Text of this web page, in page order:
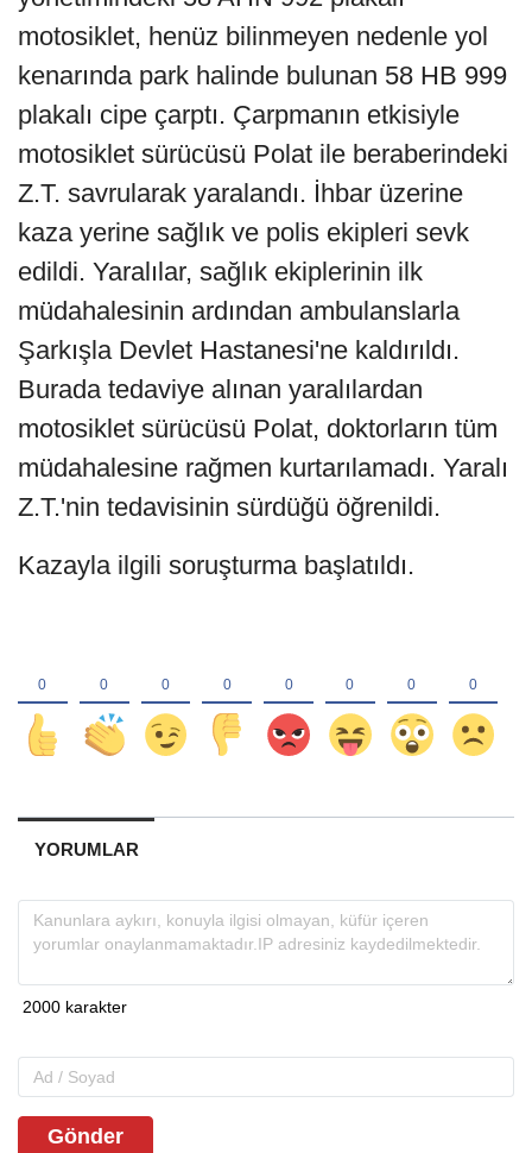
motosiklet, henüz bilinmeyen nedenle yol
kenarında park halinde bulunan 58 HB 999
plakalı cipe çarptı. Çarpmanın etkisiyle
motosiklet sürücüsü Polat ile beraberindeki
Z.T. savrularak yaralandı. İhbar üzerine
kaza yerine sağlık ve polis ekipleri sevk
edildi. Yaralılar, sağlık ekiplerinin ilk
müdahalesinin ardından ambulanslarla
Şarkışla Devlet Hastanesi'ne kaldırıldı.
Burada tedaviye alınan yaralılardan
motosiklet sürücüsü Polat, doktorların tüm
müdahalesine rağmen kurtarılamadı. Yaralı
Z.T.'nin tedavisinin sürdüğü öğrenildi.
Kazayla ilgili soruşturma başlatıldı.
YORUMLAR
Gönder